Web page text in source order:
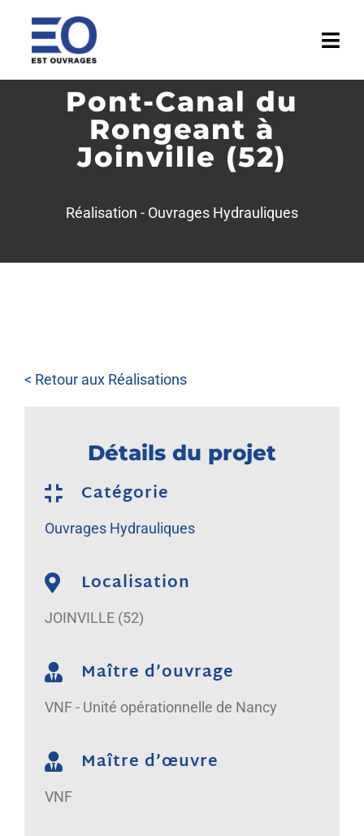
contenu
NOUS REJOINDRE
Pont-Canal du
Rongeant à
Joinville (52)
Réalisation - Ouvrages Hydrauliques
< Retour aux Réalisations
Détails du projet
Catégorie
Ouvrages Hydrauliques
Localisation
JOINVILLE (52)
Maître d’ouvrage
VNF - Unité opérationnelle de Nancy
Maître d’œuvre
VNF